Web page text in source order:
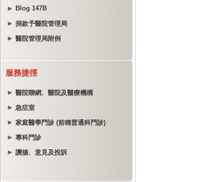
Blog 147B
捐款予醫院管理局
醫院管理局附例
服務捷徑
醫院聯網、醫院及醫療機構
急症室
家庭醫學門診 (前稱普通科門診)
專科門診
讚揚、意見及投訴